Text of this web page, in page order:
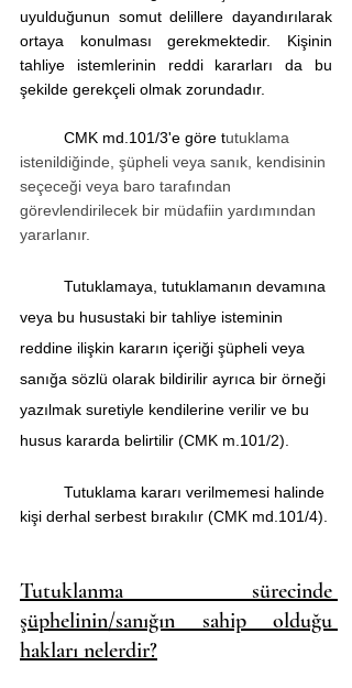
uyulduğunun somut delillere dayandırılarak
ortaya konulması gerekmektedir. Kişinin
tahliye istemlerinin reddi kararları da bu
şekilde gerekçeli olmak zorundadır.
	CMK md.101/3'e göre t
utuklama
istenildiğinde, şüpheli veya sanık, kendisinin
seçeceği veya baro tarafından
görevlendirilecek bir müdafiin yardımından
yararlanır.
veya bu husustaki bir tahliye isteminin
reddine ilişkin kararın içeriği şüpheli veya
sanığa sözlü olarak bildirilir ayrıca bir örneği
yazılmak suretiyle kendilerine verilir ve bu
husus kararda belirtilir (CMK m.101/2).
kişi derhal serbest bırakılır (CMK md.101/4).
Tutuklanma sürecinde
şüphelinin/sanığın sahip olduğu
hakları nelerdir?